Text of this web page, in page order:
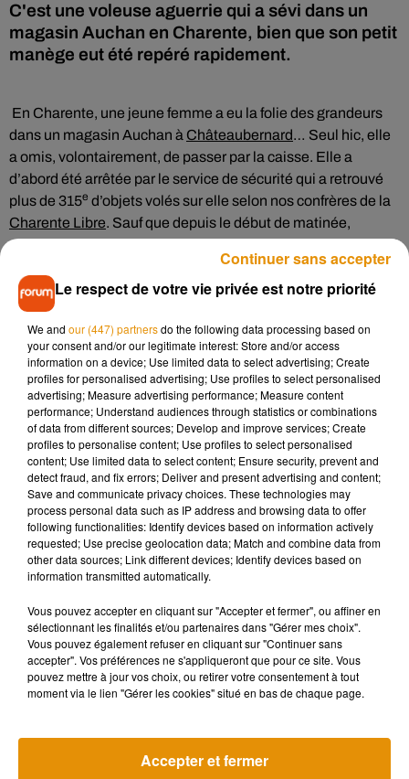
C'est une voleuse aguerrie qui a sévi dans un
magasin Auchan en Charente, bien que son petit
manège eut été repéré rapidement.
En Charente, une jeune femme a eu la folie des grandeurs
dans un magasin Auchan à Châteaubernard… Seul hic, elle
a omis, volontairement, de passer par la caisse. Elle a
d’abord été arrêtée par le service de sécurité qui a retrouvé
plus de 315e d’objets volés sur elle selon nos confrères de la
Charente Libre. Sauf que depuis le début de matinée,
plusieurs agents avaient remarqué qu’elle faisait des allers
retours dans le magasin. Et pour cause, puisqu’elle avait
aussi dérobé des objets dans différentes enseignes de la
galerie marchande. Plus de 1600
retrouvés dans sa voiture. Elle sera jugée en février devant le
tribunal d’Angoulême.
Musique
5 août 2026
Après le film, bientôt une docu-série sur
le père de Michael Jackson
4 août 2026
Tiny Desk invite Charlie Puth pour une
live session solaire
Benjamin Biolay nous emmène en
festival dans son dernier clip
Le respect de votre vie privée est notre priorité
We and our (447) partnersdo the following data processing based on
your consent and/or our legitimate interest: Store and/or access
information on a device; Use limited data to select advertising; Create
profiles for personalised advertising; Use profiles to select personalised
advertising; Measure advertising performance; Measure content
performance; Understand audiences through statistics or combinations
of data from different sources; Develop and improve services; Create
profiles to personalise content; Use profiles to select personalised
content; Use limited data to select content; Ensure security, prevent and
detect fraud, and fix errors; Deliver and present advertising and content;
Save and communicate privacy choices. These technologies may
process personal data such as IP address and browsing data to offer
following functionalities: Identify devices based on information actively
requested; Use precise geolocation data; Match and combine data from
other data sources; Link different devices; Identify devices based on
information transmitted automatically.
Vous pouvez accepter en cliquant sur "Accepter et fermer", ou affiner en
sélectionnant les finalités et/ou partenaires dans "Gérer mes choix".
Vous pouvez également refuser en cliquant sur "Continuer sans
accepter". Vos préférences ne s'appliqueront que pour ce site. Vous
pouvez mettre à jour vos choix, ou retirer votre consentement à tout
moment via le lien "Gérer les cookies" situé en bas de chaque page.
Accepter et fermer
Continuer sans accepter